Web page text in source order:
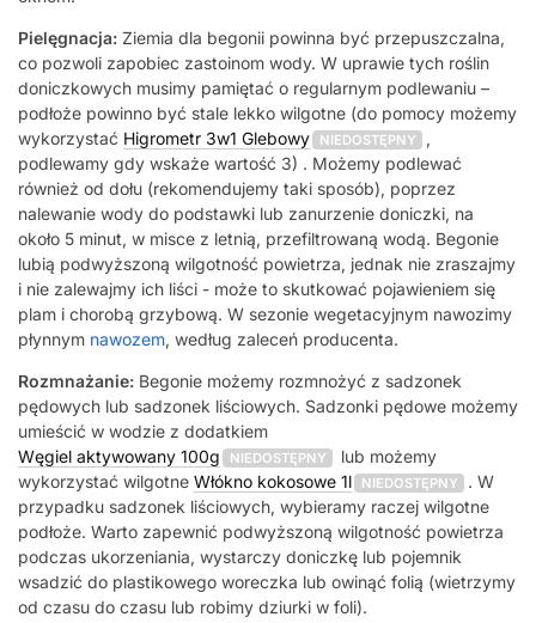
Pielęgnacja: Ziemia dla begonii powinna być przepuszczalna,
co pozwoli zapobiec zastoinom wody. W uprawie tych roślin
doniczkowych musimy pamiętać o regularnym podlewaniu –
podłoże powinno być stale lekko wilgotne (do pomocy możemy
wykorzystać Higrometr 3w1 Glebowy NIEDOSTĘPNY
,
podlewamy gdy wskaże wartość 3) . Możemy podlewać
również od dołu (rekomendujemy taki sposób), poprzez
nalewanie wody do podstawki lub zanurzenie doniczki, na
około 5 minut, w misce z letnią, przefiltrowaną wodą. Begonie
lubią podwyższoną wilgotność powietrza, jednak nie zraszajmy
i nie zalewajmy ich liści - może to skutkować pojawieniem się
plam i chorobą grzybową. W sezonie wegetacyjnym nawozimy
płynnym nawozem, według zaleceń producenta.
Rozmnażanie: Begonie możemy rozmnożyć z sadzonek
pędowych lub sadzonek liściowych. Sadzonki pędowe możemy
umieścić w wodzie z dodatkiem
Węgiel aktywowany 100g
NIEDOSTĘPNY
lub możemy
wykorzystać wilgotne Włókno kokosowe 1l NIEDOSTĘPNY
. W
przypadku sadzonek liściowych, wybieramy raczej wilgotne
podłoże. Warto zapewnić podwyższoną wilgotność powietrza
podczas ukorzeniania, wystarczy doniczkę lub pojemnik
wsadzić do plastikowego woreczka lub owinąć folią (wietrzymy
od czasu do czasu lub robimy dziurki w foli).